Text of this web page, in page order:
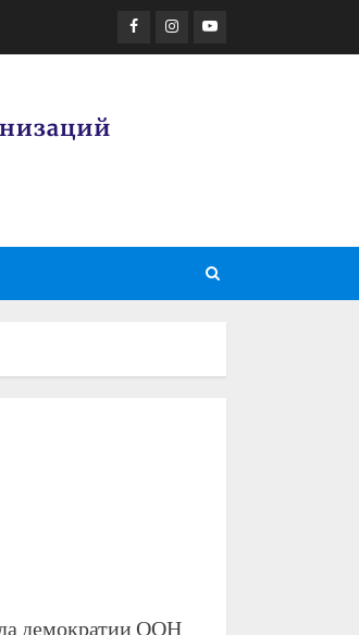
Facebook
Instagram
Youtube
демократии ООН